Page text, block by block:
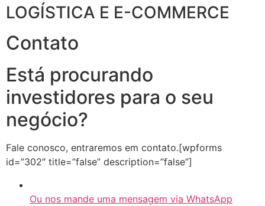
LOGÍSTICA E E-COMMERCE
Contato
Está procurando
investidores para o seu
negócio?
Fale conosco, entraremos em contato.[wpforms
id=”302″ title=”false” description=”false”]
Ou nos mande uma mensagem via WhatsApp